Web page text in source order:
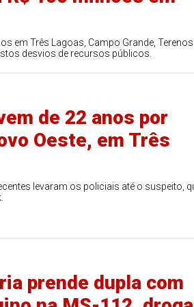
em Três Lagoas, Campo Grande,
desvios de recursos públicos.
de 22 anos por
Oeste, em Três
levaram os policiais até o suspeito,
prende dupla com